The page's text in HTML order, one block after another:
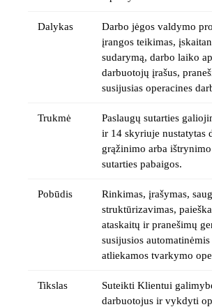
Dalykas
Darbo jėgos valdymo
įrangos teikimas,
sudarymą, darbo laiko
darbuotojų įrašus,
susijusias operacines
Trukmė
Paslaugų sutarties
ir 14 skyriuje nustatytas
grąžinimo arba
sutarties pabaigos.
Pobūdis
Rinkimas, įrašymas,
struktūrizavimas,
ataskaitų ir pranešimų
susijusios
atliekamos tvarkymo
Tikslas
Suteikti Klientui
darbuotojus ir vykdyti